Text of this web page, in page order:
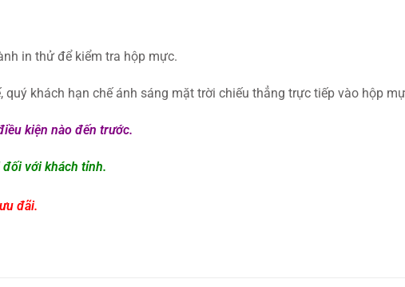
in thử để kiểm tra hộp mực.
khách hạn chế ánh sáng mặt trời chiếu thẳng trực tiếp vào hộp
kiện nào đến trước.
đối với khách tỉnh.
đãi.